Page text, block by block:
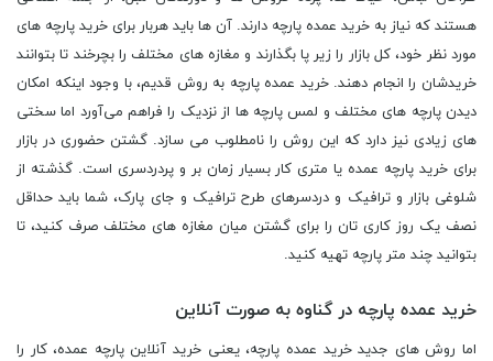
هستند که نیاز به خرید عمده پارچه دارند. آن‌ ها باید هربار برای خرید پارچه ‌‌های
مورد نظر خود، کل بازار را زیر پا بگذارند و مغازه‌ های مختلف را بچرخند تا بتوانند
خریدشان را انجام دهند. خرید عمده پارچه به روش قدیم، با وجود اینکه امکان
دیدن پارچه‌ های مختلف و لمس پارچه ‌ها از نزدیک را فراهم می‌آورد اما سختی
‌های زیادی نیز دارد که این روش را نامطلوب می ‌سازد. گشتن حضوری در بازار
برای خرید پارچه عمده یا متری کار بسیار زمان‌ بر و پردردسری ا‌ست. گذشته از
شلوغی بازار و ترافیک و دردسرهای طرح ترافیک و جای پارک، شما باید حداقل
نصف یک روز کاری‌ تان را برای گشتن میان مغازه ‌های مختلف صرف کنید، تا
بتوانید چند متر پارچه تهیه کنید.
خرید عمده پارچه در گناوه به صورت آنلاین
اما روش‌ های جدید خرید عمده پارچه، یعنی خرید آنلاین پارچه عمده، کار را